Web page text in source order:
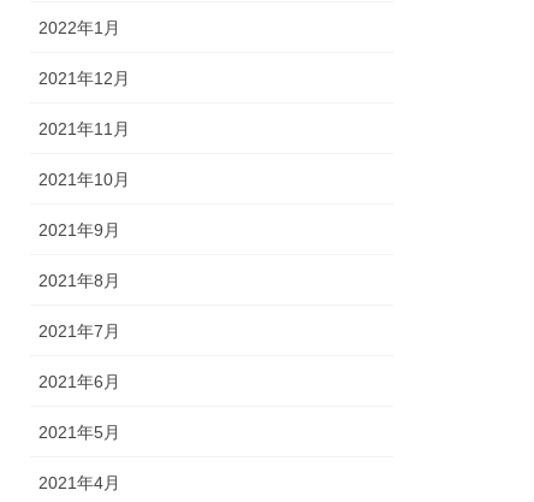
2022年1月
2021年12月
2021年11月
2021年10月
2021年9月
2021年8月
2021年7月
2021年6月
2021年5月
2021年4月